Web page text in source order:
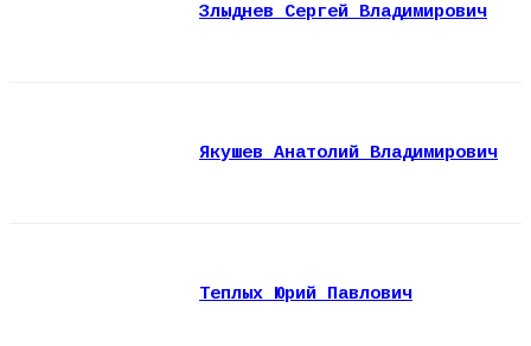
Злыднев Сергей Владимирович
Якушев Анатолий Владимирович
Теплых Юрий Павлович